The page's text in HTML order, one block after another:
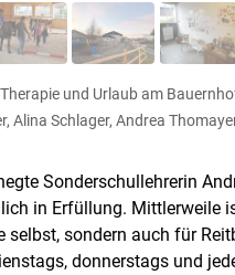
und Urlaub am
Alina Schlager, Andrea
Sonderschullehrerin
in Erfüllung. Mittlerweile
selbst, sondern auch für
donnerstags und